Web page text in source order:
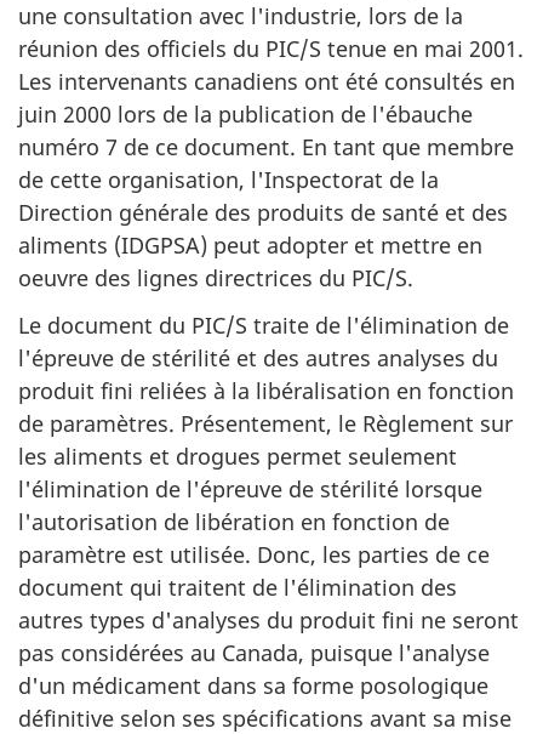
une consultation avec l'industrie, lors de la
réunion des officiels du PIC/S tenue en mai 2001.
Les intervenants canadiens ont été consultés en
juin 2000 lors de la publication de l'ébauche
numéro 7 de ce document. En tant que membre
de cette organisation, l'Inspectorat de la
Direction générale des produits de santé et des
aliments (IDGPSA) peut adopter et mettre en
oeuvre des lignes directrices du PIC/S.
Le document du PIC/S traite de l'élimination de
l'épreuve de stérilité et des autres analyses du
produit fini reliées à la libéralisation en fonction
de paramètres. Présentement, le Règlement sur
les aliments et drogues permet seulement
l'élimination de l'épreuve de stérilité lorsque
l'autorisation de libération en fonction de
paramètre est utilisée. Donc, les parties de ce
document qui traitent de l'élimination des
autres types d'analyses du produit fini ne seront
pas considérées au Canada, puisque l'analyse
d'un médicament dans sa forme posologique
définitive selon ses spécifications avant sa mise